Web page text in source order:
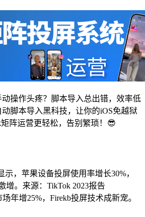
操作头疼？脚本导入总出错，效率低
脚本导入黑科技，让你的iOS免越狱
阵运营更轻松，告别繁琐！😎
示，苹果设备投屏使用率增长30%，
增。来源：TikTok 2023报告
年增25%，Firekb投屏技术成新宠。